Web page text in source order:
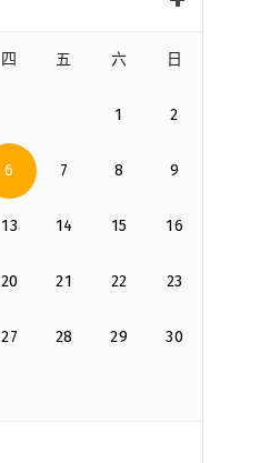
四 五 六 日
1 2
6 7 8 9
13 14 15 16
20 21 22 23
27 28 29 30